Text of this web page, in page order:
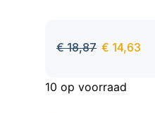
€18,87 € 14,63
10 op voorraad